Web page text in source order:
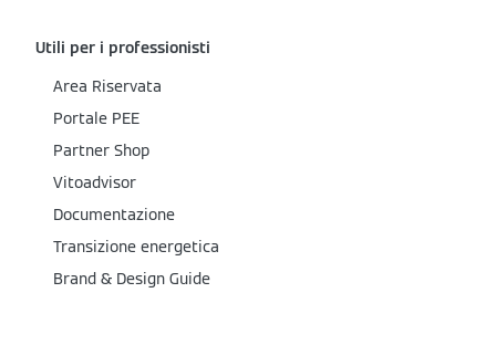
Utili per i professionisti
Area Riservata
Portale PEE
Partner Shop
Vitoadvisor
Documentazione
Transizione energetica
Brand & Design Guide